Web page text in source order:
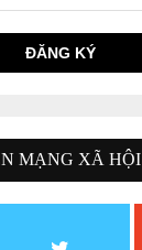
MẠNG XÃ HỘI